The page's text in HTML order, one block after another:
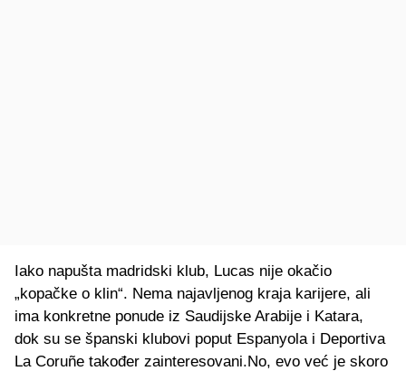
Iako napušta madridski klub, Lucas nije okačio
„kopačke o klin“. Nema najavljenog kraja karijere, ali
ima konkretne ponude iz Saudijske Arabije i Katara,
dok su se španski klubovi poput Espanyola i Deportiva
La Coruñe također zainteresovani.No, evo već je skoro